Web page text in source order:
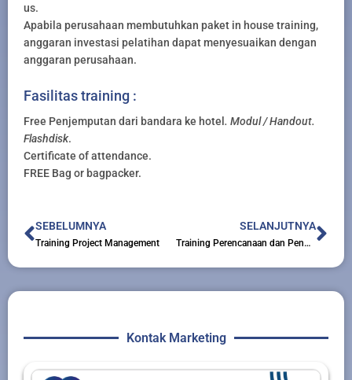
us.
Apabila perusahaan membutuhkan paket in house training,
anggaran investasi pelatihan dapat menyesuaikan dengan
anggaran perusahaan.
Fasilitas training :
Free Penjemputan dari bandara ke hotel . Modul / Handout.
Flashdisk.
Certificate of attendance.
FREE Bag or bagpacker.
Prev
SEBELUMNYA
Training Project Management
SELANJUTNYA
Training Perencanaan dan Pengendalian Proyek
Kontak Marketing